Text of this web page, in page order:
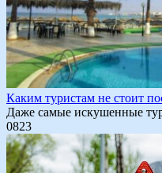
Каким туристам не стоит
Даже самые искушенные
0823